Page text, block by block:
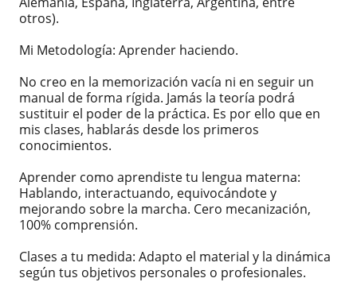
otros).
Mi Metodología: Aprender haciendo.
No creo en la memorización vacía ni en seguir un
manual de forma rígida. Jamás la teoría podrá
sustituir el poder de la práctica. Es por ello que en
mis clases, hablarás desde los primeros
conocimientos.
Aprender como aprendiste tu lengua materna:
Hablando, interactuando, equivocándote y
mejorando sobre la marcha. Cero mecanización,
100% comprensión.
Clases a tu medida: Adapto el material y la dinámica
según tus objetivos personales o profesionales.